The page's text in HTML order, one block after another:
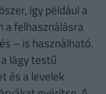
így például a
a felhasználásra
– is használható.
lágy testű
és a levelek